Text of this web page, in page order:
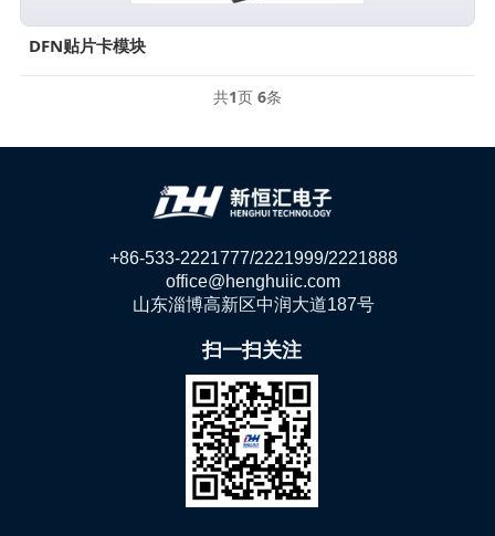
DFN贴片卡模块
共1页 6条
+86-533-2221777/2221999/2221888
office@henghuiic.com
山东淄博高新区中润大道187号
扫一扫关注